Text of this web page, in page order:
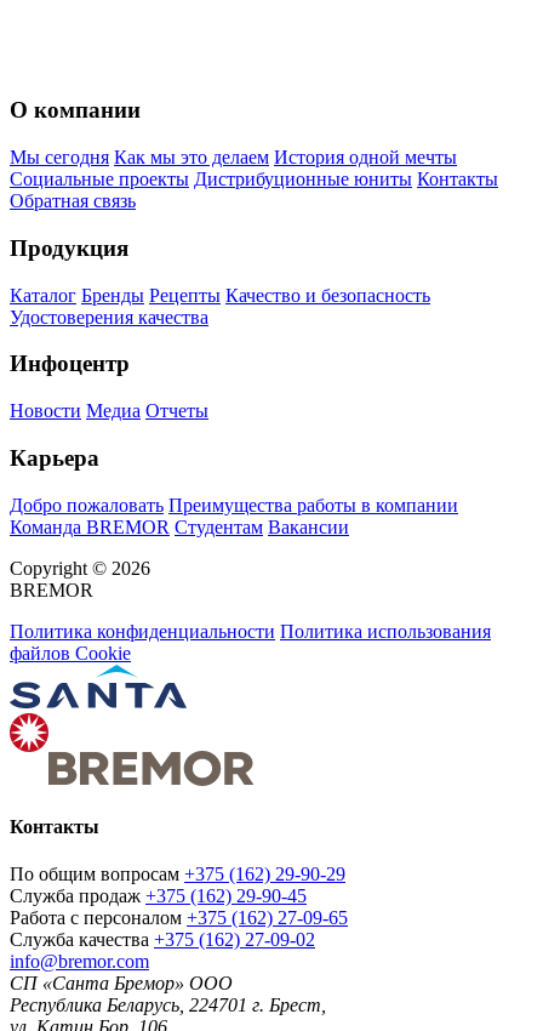
О компании
Мы сегодня Как мы это делаем История одной мечты
Социальные проекты Дистрибуционные юниты Контакты
Обратная связь
Продукция
Каталог Бренды Рецепты Качество и безопасность
Удостоверения качества
Инфоцентр
Новости Медиа Отчеты
Карьера
Добро пожаловать Преимущества работы в компании
Команда BREMOR Студентам Вакансии
Copyright © 2026
BREMOR
Политика конфиденциальности Политика использования
файлов Cookie
Контакты
По общим вопросам +375 (162) 29-90-29
Служба продаж +375 (162) 29-90-45
Работа с персоналом +375 (162) 27-09-65
Служба качества +375 (162) 27-09-02
info@bremor.com
СП «Санта Бремор» ООО
Республика Беларусь, 224701 г. Брест,
ул. Катин Бор, 106